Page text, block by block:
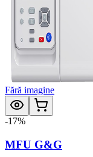
Fără imagine
-17%
MFU G&G